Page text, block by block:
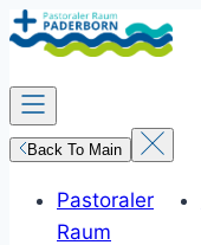
Zum
Inhalt
springen
Back To Main
Pastoraler
Raum